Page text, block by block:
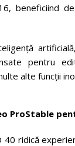
beneficiind
pentru
alte funcții
ProStable
40 ridică